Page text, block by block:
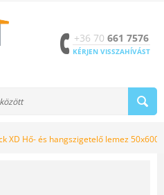
+36 70 661 7576
KÉRJEN VISSZAHÍVÁST
XD Hő- és hangszigetelő lemez